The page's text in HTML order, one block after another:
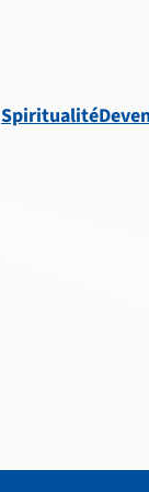
Spiritualité